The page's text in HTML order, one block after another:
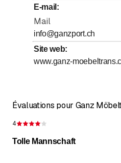
en toute sécurité de
pointe de la technologie.
&nbsp;
Samedi
Dimanche
E-mail :
Mail
info@ganzport.ch
Site web:
www.ganz-
Évaluations pour Ganz
4
Tolle Mannschaft